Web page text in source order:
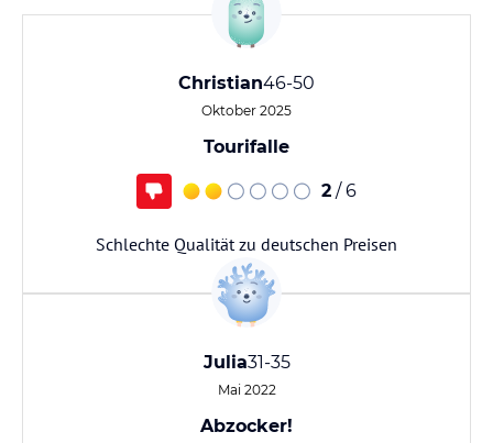
Christian46-50
Oktober 2025
Tourifalle
2 / 6
Schlechte Qualität zu deutschen Preisen
Julia31-35
Mai 2022
Abzocker!